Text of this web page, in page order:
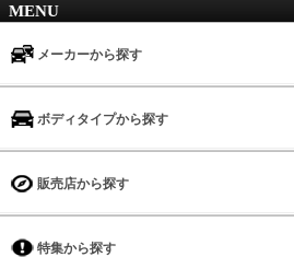
MENU
メーカーから探す
ボディタイプから探す
販売店から探す
特集から探す